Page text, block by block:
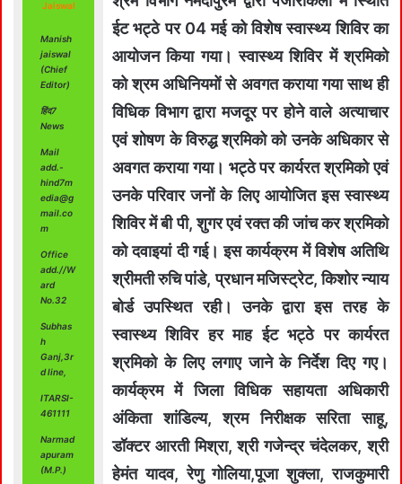
Jaiswal
Manish
jaiswal
(Chief
Editor)
हिंद7
News
Mail
add.-
hind7m
edia@g
mail.co
m
Office
add.//W
ard
No.32
Subhas
h
Ganj,3r
d line,
ITARSI-
461111
Narmad
apuram
(M.P.)
ईट भट्ठे पर 04 मई को विशेष स्वास्थ्य शिविर का
आयोजन किया गया। स्वास्थ्य शिविर में श्रमिको
को श्रम अधिनियमों से अवगत कराया गया साथ ही
विधिक विभाग द्वारा मजदूर पर होने वाले अत्याचार
एवं शोषण के विरुद्ध श्रमिको को उनके अधिकार से
अवगत कराया गया। भट्ठे पर कार्यरत श्रमिको एवं
उनके परिवार जनों के लिए आयोजित इस स्वास्थ्य
शिविर में बी पी, शुगर एवं रक्त की जांच कर श्रमिको
को दवाइयां दी गई। इस कार्यक्रम में विशेष अतिथि
श्रीमती रुचि पांडे, प्रधान मजिस्ट्रेट, किशोर न्याय
बोर्ड उपस्थित रही। उनके द्वारा इस तरह के
स्वास्थ्य शिविर हर माह ईट भट्ठे पर कार्यरत
श्रमिको के लिए लगाए जाने के निर्देश दिए गए।
कार्यक्रम में जिला विधिक सहायता अधिकारी
अंकिता शांडिल्य, श्रम निरीक्षक सरिता साहू,
डॉक्टर आरती मिश्रा, श्री गजेन्द्र चंदेलकर, श्री
हेमंत यादव, रेणु गोलिया,पूजा शुक्ला, राजकुमारी